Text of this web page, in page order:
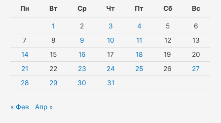
Пн Вт Ср Чт Пт Сб Вс
1 2 3 4 5
6
7
8 9 10 11 12
13
14
15 16 17 18 19
20
21
22 23 24 25 26
27
28
29 30 31
« Фев Апр »